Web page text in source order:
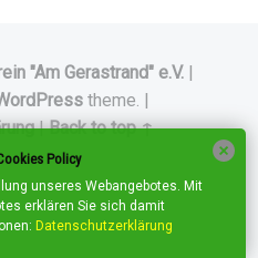
"Am Gerastrand" e.V. |
theme. |
|Back to top ↑
Policy
unseres Webangebotes. Mit
erklären Sie sich damit
Datenschutzerklärung